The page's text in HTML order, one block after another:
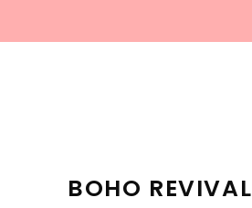
BOHO REVIVAL